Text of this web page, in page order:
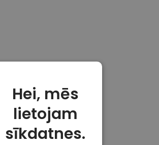
Hei, mēs
lietojam
sīkdatnes.